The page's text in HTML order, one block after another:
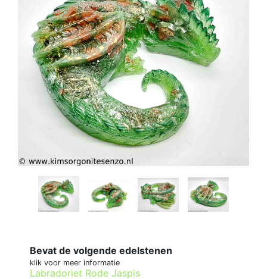
Bevat de volgende edelstenen
klik voor meer informatie
Labradoriet Rode Jaspis